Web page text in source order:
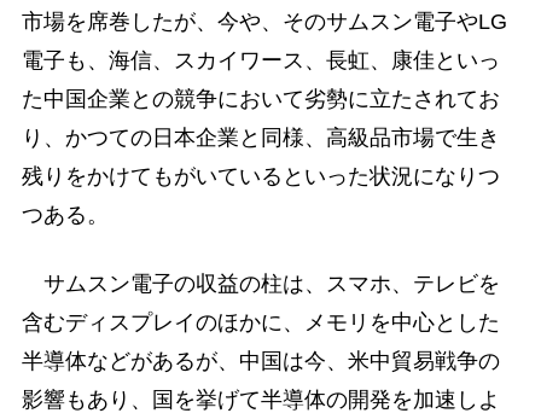
市場を席巻したが、今や、そのサムスン電子やLG
電子も、海信、スカイワース、長虹、康佳といっ
た中国企業との競争において劣勢に立たされてお
り、かつての日本企業と同様、高級品市場で生き
残りをかけてもがいているといった状況になりつ
つある。
サムスン電子の収益の柱は、スマホ、テレビを
含むディスプレイのほかに、メモリを中心とした
半導体などがあるが、中国は今、米中貿易戦争の
影響もあり、国を挙げて半導体の開発を加速しよ